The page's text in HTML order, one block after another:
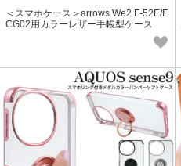
＜スマホケース＞arrows We2 F-52E/F
CG02用カラーレザー手帳型ケース